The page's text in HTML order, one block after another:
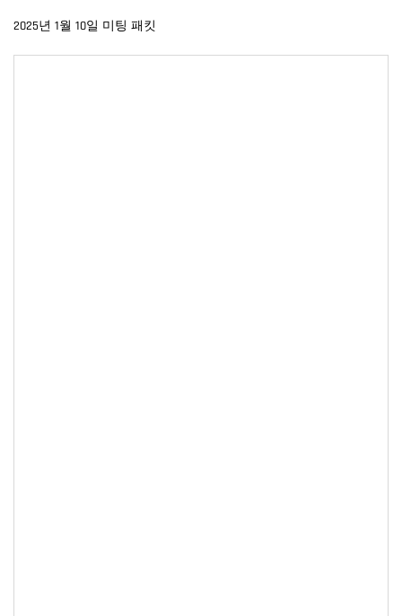
2025년 1월 10일 미팅 패킷